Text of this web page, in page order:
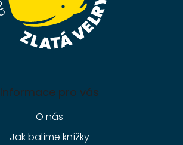
Informace pro vás
O nás
Jak balíme knížky